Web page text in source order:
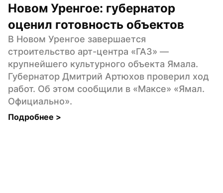
Новом Уренгое: губернатор
оценил готовность объектов
В Новом Уренгое завершается
строительство арт-центра «ГАЗ» —
крупнейшего культурного объекта Ямала.
Губернатор Дмитрий Артюхов проверил ход
работ. Об этом сообщили в «Максе» «Ямал.
Официально».
Подробнее >